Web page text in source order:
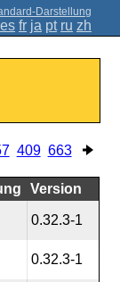
Darstellung
es fr ja pt ru zh
409 663
Version
0.32.3-1
0.32.3-1